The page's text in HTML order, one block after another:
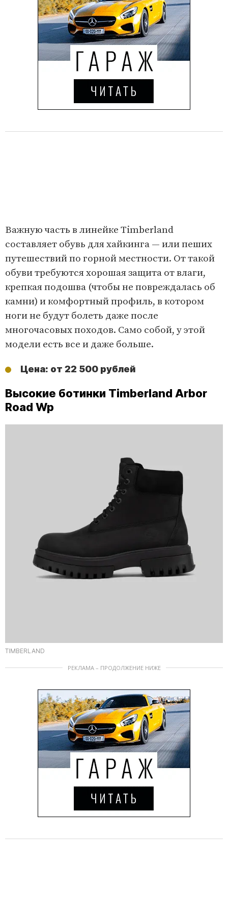
Важную часть в линейке Timberland
составляет обувь для хайкинга — или пеших
путешествий по горной местности. От такой
обуви требуются хорошая защита от влаги,
крепкая подошва (чтобы не повреждалась об
камни) и комфортный профиль, в котором
ноги не будут болеть даже после
многочасовых походов. Само собой, у этой
модели есть все и даже больше.
Цена: от 22 500 рублей
Высокие ботинки Timberland Arbor
Road Wp
TIMBERLAND
РЕКЛАМА – ПРОДОЛЖЕНИЕ НИЖЕ